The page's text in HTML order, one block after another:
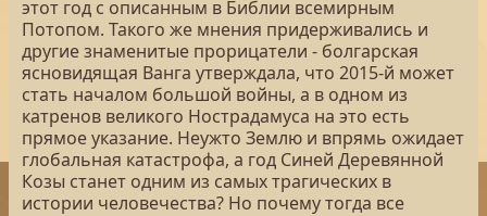
этот год с описанным в Библии всемирным
Потопом. Такого же мнения придерживались и
другие знаменитые прорицатели - болгарская
ясновидящая Ванга утверждала, что 2015-й может
стать началом большой войны, а в одном из
катренов великого Нострадамуса на это есть
прямое указание. Неужто Землю и впрямь ожидает
глобальная катастрофа, а год Синей Деревянной
Козы станет одним из самых трагических в
истории человечества? Но почему тогда все